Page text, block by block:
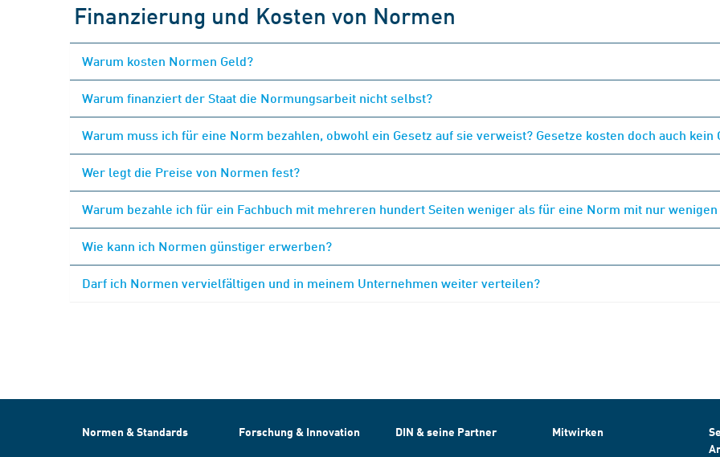
Finanzierung und Kosten von Normen
Warum kosten Normen Geld?
Warum finanziert der Staat die Normungsarbeit nicht selbst?
Warum muss ich für eine Norm bezahlen, obwohl ein Gesetz auf sie verweist? Gesetze kosten doch auch kein
Wer legt die Preise von Normen fest?
Warum bezahle ich für ein Fachbuch mit mehreren hundert Seiten weniger als für eine Norm mit nur wenigen
Wie kann ich Normen günstiger erwerben?
Darf ich Normen vervielfältigen und in meinem Unternehmen weiter verteilen?
Normen & Standards Forschung & Innovation DIN & seine Partner Mitwirken